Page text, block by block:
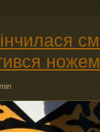
ножем